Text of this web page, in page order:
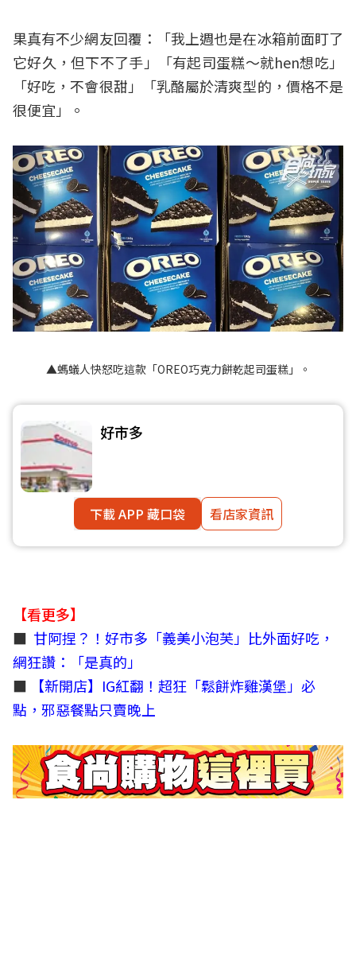
果真有不少網友回覆：「我上週也是在冰箱前面盯了
它好久，但下不了手」「有起司蛋糕～就hen想吃」
「好吃，不會很甜」「乳酪屬於清爽型的，價格不是
很便宜」。
▲螞蟻人快怒吃這款「OREO巧克力餅乾起司蛋糕」。
好市多
下載 APP 藏口袋 看店家資訊
【看更多】
■ 甘阿捏？！好市多「義美小泡芙」比外面好吃，
網狂讚：「是真的」
■
【新開店】IG紅翻！超狂「鬆餅炸雞漢堡」必
點，邪惡餐點只賣晚上